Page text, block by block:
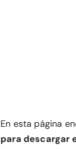
En esta página
para descargar